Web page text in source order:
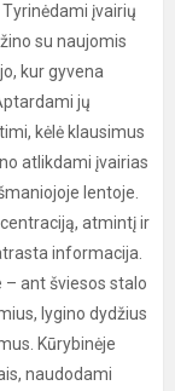
įvairių
su naujomis
kur gyvena
jų
kėlė klausimus
atlikdami įvairias
lentoje.
atmintį ir
informacija.
– ant šviesos stalo
lygino dydžius
Kūrybinėje
naudodami